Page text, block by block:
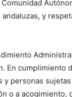
y
En cumplimiento
personas
o a acogimiento,